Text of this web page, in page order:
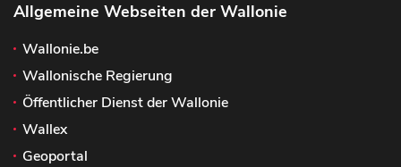
Allgemeine Webseiten der Wallonie
Wallonie.be
Wallonische Regierung
Öffentlicher Dienst der Wallonie
Wallex
Geoportal